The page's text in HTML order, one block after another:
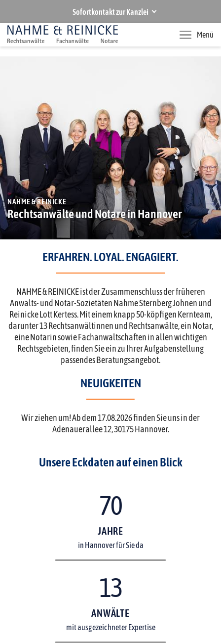
Sofortkontakt zur Kanzlei
NAHME & REINICKE
Ihre Rechtsanwälte und Notare in Hannover
Senden Sie uns eine E-Mail
zentrale@nahmereinicke.de
Menü
NAHME & REINICKE
Rechtsanwälte und Notare in Hannover
ERFAHREN. LOYAL. ENGAGIERT.
NAHME & REINICKE ist der Zusammenschluss der früheren
Anwalts- und Notar-Sozietäten Nahme Sternberg Johnen und
Reinicke Lott Kertess. Mit einem knapp 50-köpfigen Kernteam,
darunter 13 Rechtsanwältinnen und Rechtsanwälte, ein Notar,
eine Notarin sowie Fachanwaltschaften in allen wichtigen
Rechtsgebieten, finden Sie ein zu Ihrer Aufgabenstellung
passendes Beratungsangebot.
NEUIGKEITEN
Wir ziehen um! Ab dem 17.08.2026 finden Sie uns in der
Adenauerallee 12, 30175 Hannover.
Unsere Eckdaten auf einen Blick
70
JAHRE
in Hannover für Sie da
13
ANWÄLTE
mit ausgezeichneter Expertise